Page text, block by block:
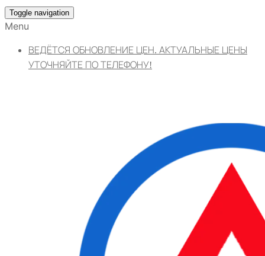
Toggle navigation
Menu
ВЕДЁТСЯ ОБНОВЛЕНИЕ ЦЕН. АКТУАЛЬНЫЕ ЦЕНЫ
УТОЧНЯЙТЕ ПО ТЕЛЕФОНУ!